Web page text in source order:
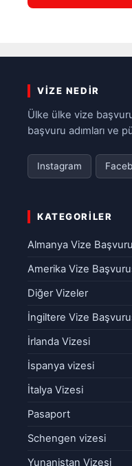
VIZE NEDIR
Ülke ülke vize
başvuru adımları ve
Instagram
KATEGORILER
Almanya Vize
Amerika Vize
Diğer Vizeler
İngiltere Vize
İrlanda Vizesi
İspanya vizesi
İtalya Vizesi
Pasaport
Schengen vizesi
Yunanistan Vizesi